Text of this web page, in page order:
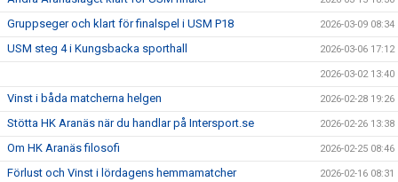
Gruppseger och klart för finalspel i USM P18 2026-03-09 08:34
USM steg 4 i Kungsbacka sporthall 2026-03-06 17:12
2026-03-02 13:40
Vinst i båda matcherna helgen 2026-02-28 19:26
Stötta HK Aranäs när du handlar på Intersport.se 2026-02-26 13:38
Om HK Aranäs filosofi 2026-02-25 08:46
Förlust och Vinst i lördagens hemmamatcher 2026-02-16 08:31